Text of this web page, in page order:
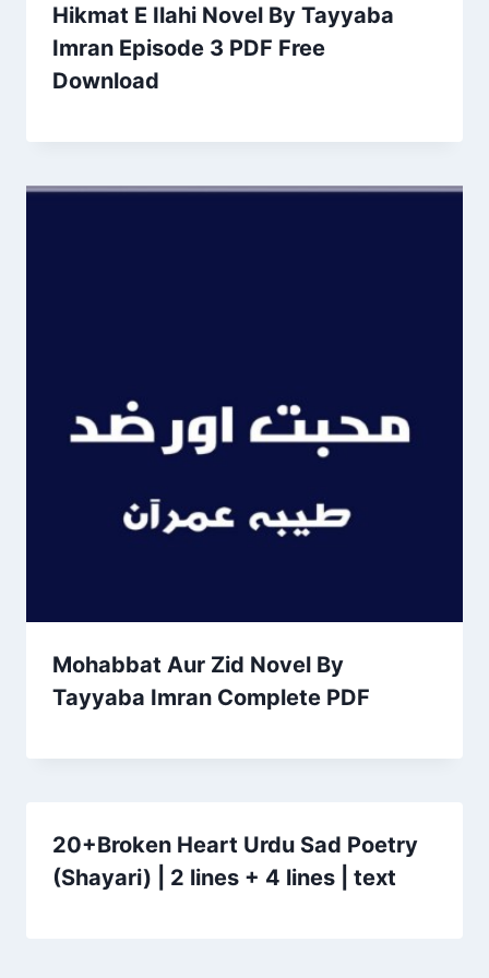
Hikmat E Ilahi Novel By Tayyaba
Imran Episode 3 PDF Free
Download
Mohabbat Aur Zid Novel By
Tayyaba Imran Complete PDF
20+Broken Heart Urdu Sad Poetry
(Shayari) | 2 lines + 4 lines | text